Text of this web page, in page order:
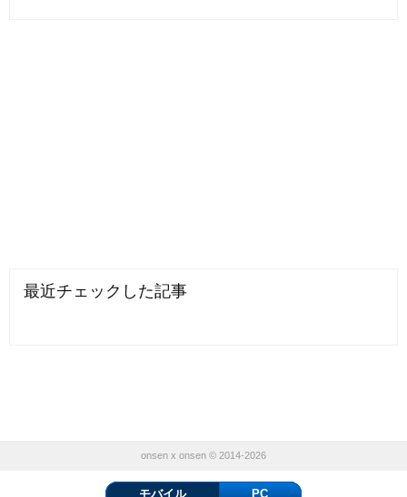
最近チェックした記事
onsen x onsen © 2014-2026
モバイル PC